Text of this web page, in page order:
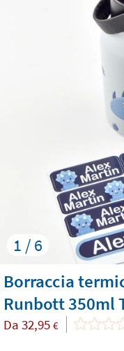
1 / 6
Borraccia
Runbott 350ml
Da 32,95 €